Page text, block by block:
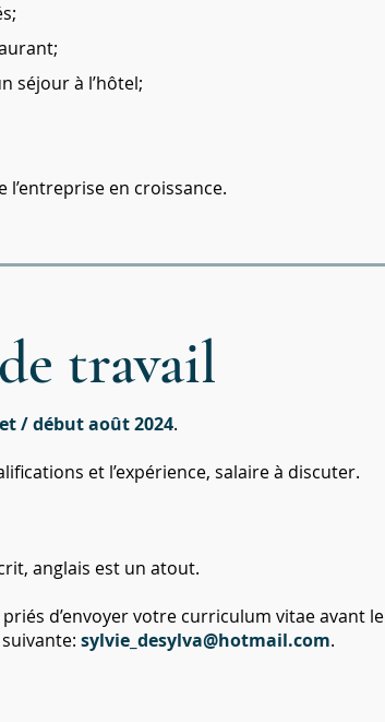
séjour à l’hôtel;
en croissance.
travail
/ début août2024.
et l’expérience, salaire à discuter.
anglais est un atout.
d’envoyer votre curriculum vitae avant le
sylvie_desylva@hotmail.com.